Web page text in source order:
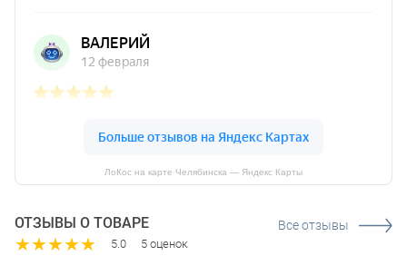
ЛоКос на карте Челябинска — Яндекс Карты
ОТЗЫВЫ О ТОВАРЕ Все отзывы
★★★★★ 5.0 5 оценок